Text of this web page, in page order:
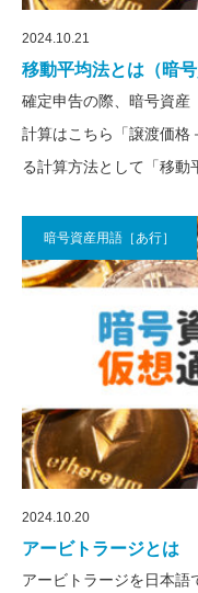
2024.10.21
移動平均法とは（暗
確定申告の際、暗号資産
計算はこちら「譲渡価格
る計算方法として「移動
暗号資産用語［あ行］
2024.10.20
アービトラージとは
アービトラージを日本語